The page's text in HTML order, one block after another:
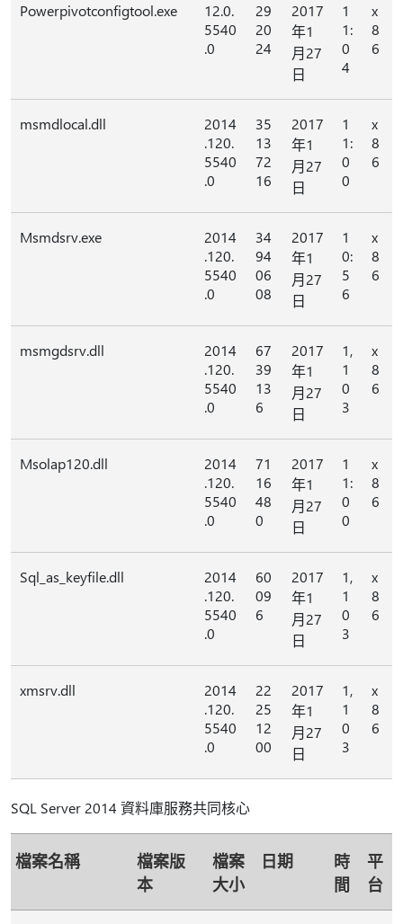
Powerpivotconfigtool.exe
12.0.
5540
.0
29
20
24
2017
年1
月27
日
1
1:
0
4
x
8
6
msmdlocal.dll
2014
.120.
5540
.0
35
13
72
16
2017
年1
月27
日
1
1:
0
0
x
8
6
Msmdsrv.exe
2014
.120.
5540
.0
34
94
06
08
2017
年1
月27
日
1
0:
5
6
x
8
6
msmgdsrv.dll
2014
.120.
5540
.0
67
39
13
6
2017
年1
月27
日
1,
1
0
3
x
8
6
Msolap120.dll
2014
.120.
5540
.0
71
16
48
0
2017
年1
月27
日
1
1:
0
0
x
8
6
Sql_as_keyfile.dll
2014
.120.
5540
.0
60
09
6
2017
年1
月27
日
1,
1
0
3
x
8
6
xmsrv.dll
2014
.120.
5540
.0
22
25
12
00
2017
年1
月27
日
1,
1
0
3
x
8
6
SQL Server 2014 資料庫服務共同核心
檔案名稱
檔案版
本
檔案
大小
日期
時
間
平
台